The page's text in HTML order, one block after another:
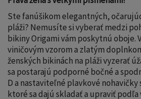
Ste fanúšikom elegantných,
pláži? Nemusíte si vyberať medzi
bikiny Origami vám poskytnú oboje.
viničovým vzorom a zlatým
ženských bikinách na pláži vyzerať
sa postarajú podporné bočné a
D a nastaviteľné plavkové nohavičky
ktoré sa dajú skladať a upraviť podľa